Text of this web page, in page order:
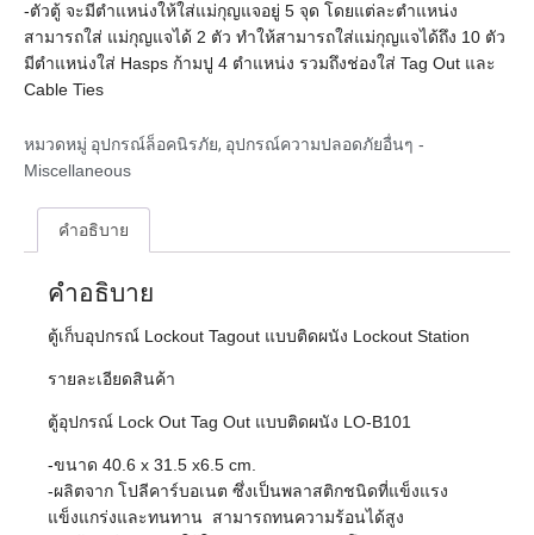
-ตัวตู้ จะมีตำแหน่งให้ใส่แม่กุญแจอยู่ 5 จุด โดยแต่ละตำแหน่ง
สามารถใส่ แม่กุญแจได้ 2 ตัว ทำให้สามารถใส่แม่กุญแจได้ถึง 10 ตัว
มีตำแหน่งใส่ Hasps ก้ามปู 4 ตำแหน่ง รวมถึงช่องใส่ Tag Out และ
Cable Ties
หมวดหมู่ อุปกรณ์ล็อคนิรภัย, อุปกรณ์ความปลอดภัยอื่นๆ -
Miscellaneous
คำอธิบาย
คำอธิบาย
ตู้เก็บอุปกรณ์ Lockout Tagout แบบติดผนัง Lockout Station
รายละเอียดสินค้า
ตู้อุปกรณ์ Lock Out Tag Out แบบติดผนัง LO-B101
-ขนาด 40.6 x 31.5 x6.5 cm.
-ผลิตจาก โปลีคาร์บอเนต ซึ่งเป็นพลาสติกชนิดที่แข็งแรง
แข็งแกร่งและทนทาน สามารถทนความร้อนได้สูง